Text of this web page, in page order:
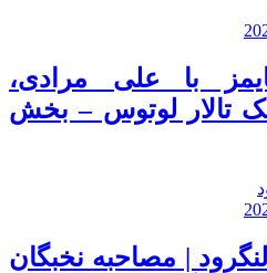
با علی مرادی،
تالار لوتوس – بخش
| مصاحبه نخبگان